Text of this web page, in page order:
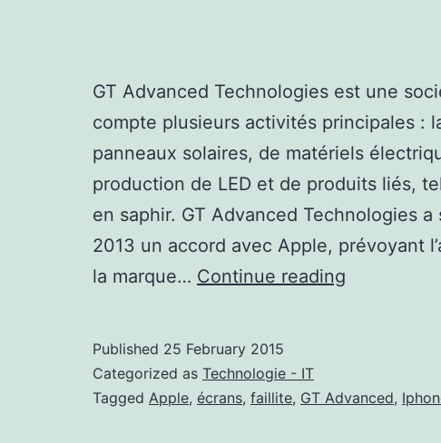
GT Advanced Technologies est une
compte plusieurs activités principales :
panneaux solaires, de matériels
production de LED et de produits liés,
en saphir. GT Advanced Technologies
2013 un accord avec Apple, prévoyant
la marque… Continue reading
Un
Published 25 February 2015
Categorized as Technologie - IT
Tagged Apple, écrans, faillite, GT Advanced,